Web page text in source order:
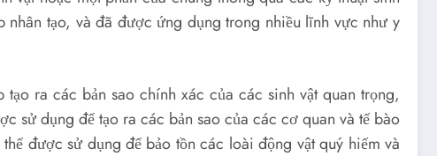
tạo, và đã được ứng dụng trong nhiều lĩnh vực như y
ra các bản sao chính xác của các sinh vật quan trọng,
sử dụng để tạo ra các bản sao của các cơ quan và tế bào
được sử dụng để bảo tồn các loài động vật quý hiếm và